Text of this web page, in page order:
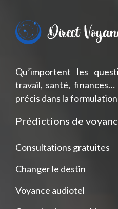
Qu’importent les
travail, santé,
précis dans la
Prédictions de
Consultations gratuites
Changer le destin
Voyance audiotel